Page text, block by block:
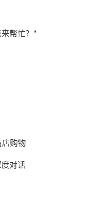
帮忙？"
购物
对话